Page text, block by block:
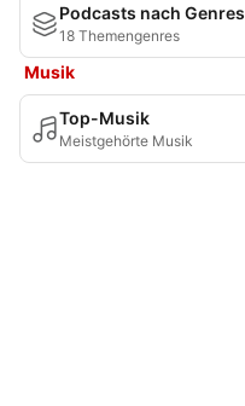
Podcasts nach Genres
18 Themengenres
Musik
Top-Musik
Meistgehörte Musik